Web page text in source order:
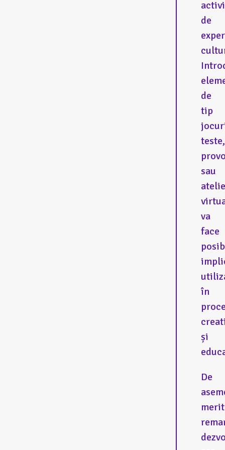
activi
de
de
tip
teste,
sau
va
face
în
și
De